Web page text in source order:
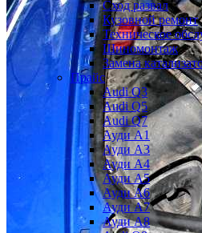
Сход развал
Кузовной ремонт
Техническое
Шиномонтаж
Замена
Прайс
Audi Q3
Audi Q5
Audi Q7
Ауди А1
Ауди А3
Ауди А4
Ауди A5
Ауди А6
Ауди А7
Ауди A8